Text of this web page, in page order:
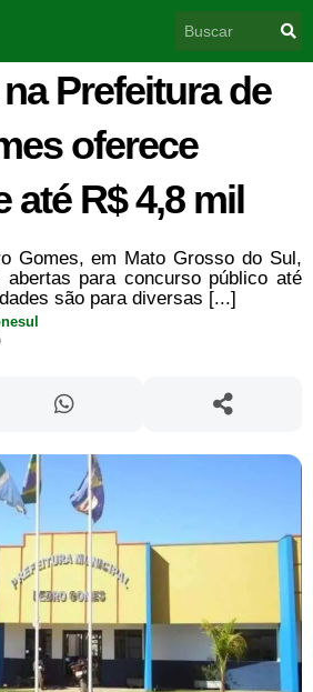
Prefeitura de
oferece
até R$ 4,8 mil
Gomes, em Mato Grosso do Sul,
para concurso público até
são para diversas [...]